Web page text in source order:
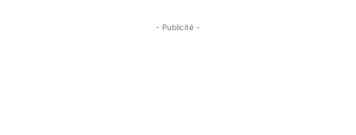
- Publicité -